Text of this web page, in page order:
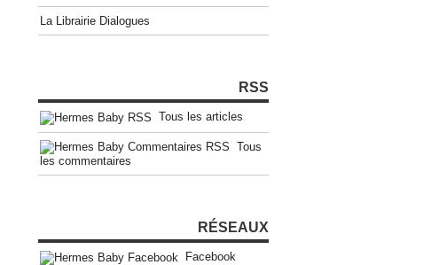
La Librairie Dialogues
RSS
Tous les articles
Tous
les commentaires
RÉSEAUX
Facebook